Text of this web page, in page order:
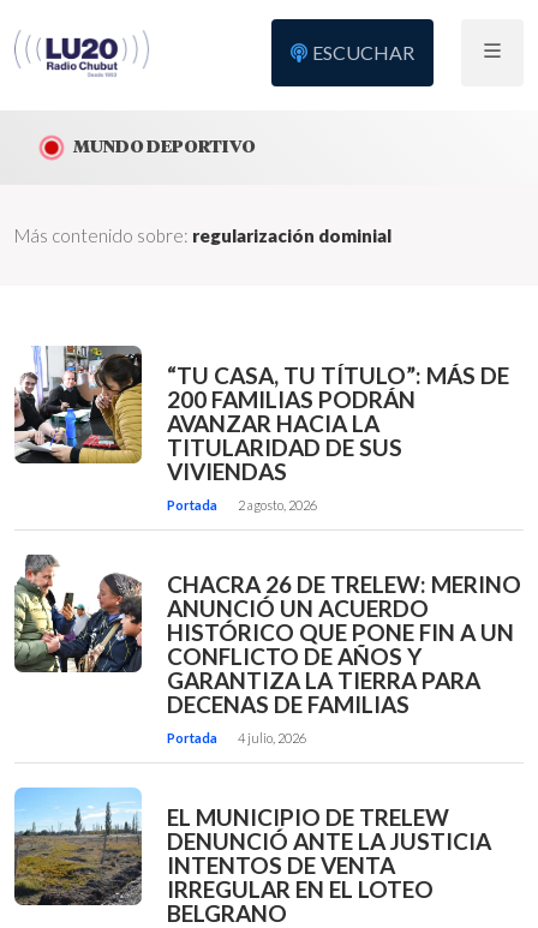
ESCUCHAR
MUNDO DEPORTIVO
Más contenido sobre: regularización dominial
“TU CASA, TU TÍTULO”: MÁS DE
200 FAMILIAS PODRÁN
AVANZAR HACIA LA
TITULARIDAD DE SUS
VIVIENDAS
Portada 2 agosto, 2026
CHACRA 26 DE TRELEW: MERINO
ANUNCIÓ UN ACUERDO
HISTÓRICO QUE PONE FIN A UN
CONFLICTO DE AÑOS Y
GARANTIZA LA TIERRA PARA
DECENAS DE FAMILIAS
Portada 4 julio, 2026
EL MUNICIPIO DE TRELEW
DENUNCIÓ ANTE LA JUSTICIA
INTENTOS DE VENTA
IRREGULAR EN EL LOTEO
BELGRANO